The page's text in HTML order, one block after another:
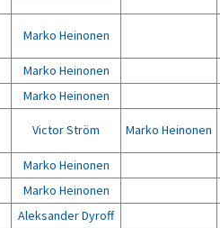
Marko Heinonen
Marko Heinonen
Marko Heinonen
Victor Ström Marko Heinonen
Marko Heinonen
Marko Heinonen
Aleksander Dyroff